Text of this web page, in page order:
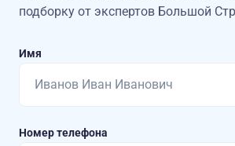
подборку от экспертов Большой
Имя
Номер телефона